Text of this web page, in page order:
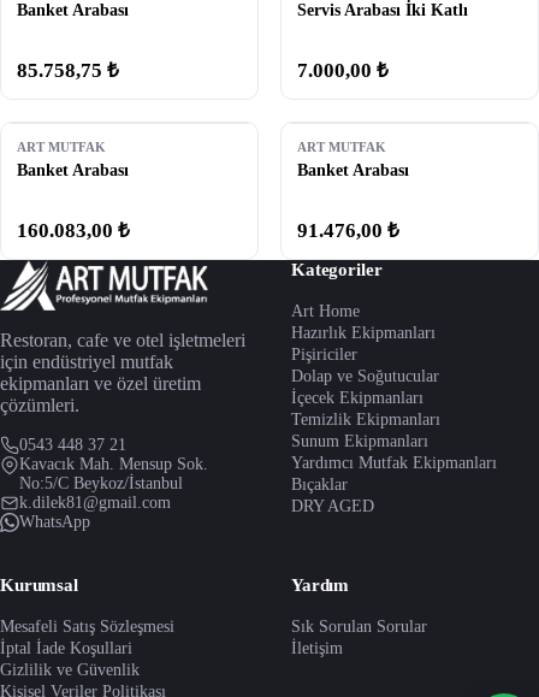
Banket Arabası
85.758,75 ₺
Servis Arabası İki Katlı
7.000,00 ₺
ART MUTFAK
Banket Arabası
160.083,00 ₺
ART MUTFAK
Banket Arabası
91.476,00 ₺
Restoran, cafe ve otel işletmeleri
için endüstriyel mutfak
ekipmanları ve özel üretim
çözümleri.
0543 448 37 21
Kavacık Mah. Mensup Sok.
No:5/C Beykoz/İstanbul
k.dilek81@gmail.com
WhatsApp
Kategoriler
Art Home
Hazırlık Ekipmanları
Pişiriciler
Dolap ve Soğutucular
İçecek Ekipmanları
Temizlik Ekipmanları
Sunum Ekipmanları
Yardımcı Mutfak Ekipmanları
Bıçaklar
DRY AGED
Kurumsal
Mesafeli Satış Sözleşmesi
İptal İade Koşullari
Gizlilik ve Güvenlik
Kişisel Veriler Politikası
Yardım
Sık Sorulan Sorular
İletişim